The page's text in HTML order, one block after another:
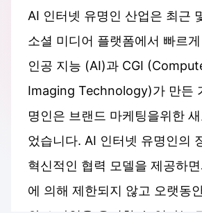
AI 인터넷 유명인 산업은 최근
소셜 미디어 플랫폼에서 빠르
인공 지능 (AI)과 CGI
Imaging Technology)가 만든
명인은 브랜드 마케팅을위한
었습니다. AI 인터넷 유명인의
혁신적인 협력 모델을 제공하
에 의해 제한되지 않고 오랫동